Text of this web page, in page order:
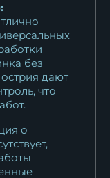
без
дают
что
о